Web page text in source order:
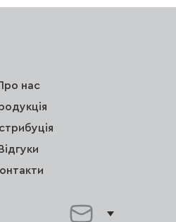
нас
Відгуки